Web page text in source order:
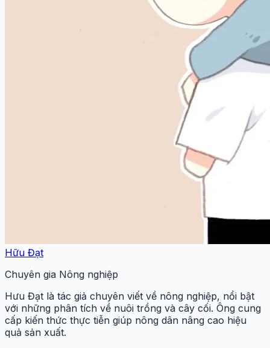
Hữu Đạt
Chuyên gia Nông nghiệp
Hưu Đạt là tác giả chuyên viết về nông nghiệp, nổi bật
với những phân tích về nuôi trồng và cây cối. Ông cung
cấp kiến thức thực tiễn giúp nông dân nâng cao hiệu
quả sản xuất.